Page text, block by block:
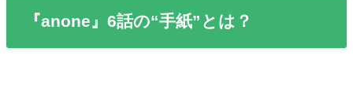
『anone』6話の“手紙”とは？